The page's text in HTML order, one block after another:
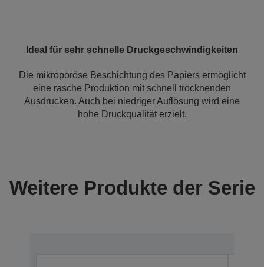
Ideal für sehr schnelle Druckgeschwindigkeiten
Die mikroporöse Beschichtung des Papiers ermöglicht
eine rasche Produktion mit schnell trocknenden
Ausdrucken. Auch bei niedriger Auflösung wird eine
hohe Druckqualität erzielt.
Weitere Produkte der Serie